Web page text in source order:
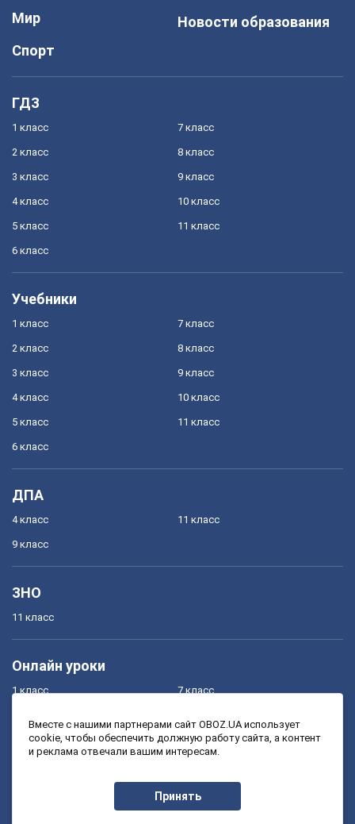
Мир
Спорт
Новости образования
ГДЗ
1 класс
2 класс
3 класс
4 класс
5 класс
6 класс
7 класс
8 класс
9 класс
10 класс
11 класс
Учебники
1 класс
2 класс
3 класс
4 класс
5 класс
6 класс
7 класс
8 класс
9 класс
10 класс
11 класс
ДПА
4 класс
9 класс
11 класс
ЗНО
11 класс
Онлайн уроки
1 класс
3 класс
7 класс
9 класс
Вместе с нашими партнерами сайт OBOZ.UA использует
cookie, чтобы обеспечить должную работу сайта, а контент
и реклама отвечали вашим интересам.
Принять